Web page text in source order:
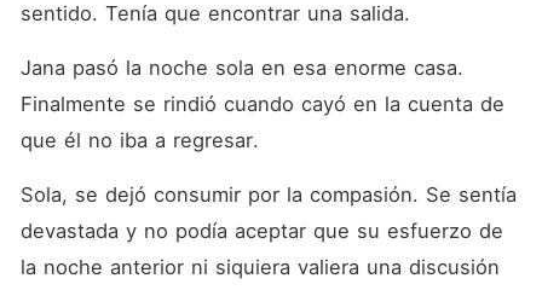
sentido. Tenía que encontrar una salida.
Jana pasó la noche sola en esa enorme casa.
Finalmente se rindió cuando cayó en la cuenta de
que él no iba a regresar.
Sola, se dejó consumir por la compasión. Se sentía
devastada y no podía aceptar que su esfuerzo de
la noche anterior ni siquiera valiera una discusión